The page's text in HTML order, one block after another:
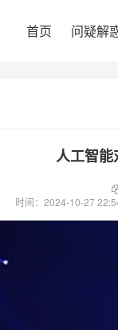
首页 问疑解
人工智能
时间： 2024-10-27